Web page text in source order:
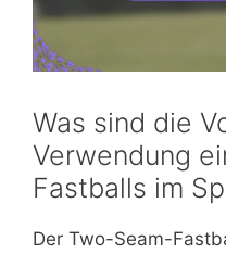
Was sind die
Verwendung
Fastballs im
Der Two-Seam-